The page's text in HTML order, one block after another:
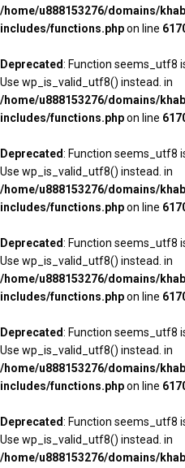
/home/u888153276/domains/
includes/functions.phpon line
Deprecated: Function seems_utf8
Use wp_is_valid_utf8() instead. in
/home/u888153276/domains/
includes/functions.phpon line
Deprecated: Function seems_utf8
Use wp_is_valid_utf8() instead. in
/home/u888153276/domains/
includes/functions.phpon line
Deprecated: Function seems_utf8
Use wp_is_valid_utf8() instead. in
/home/u888153276/domains/
includes/functions.phpon line
Deprecated: Function seems_utf8
Use wp_is_valid_utf8() instead. in
/home/u888153276/domains/
includes/functions.phpon line
Deprecated: Function seems_utf8
Use wp_is_valid_utf8() instead. in
/home/u888153276/domains/